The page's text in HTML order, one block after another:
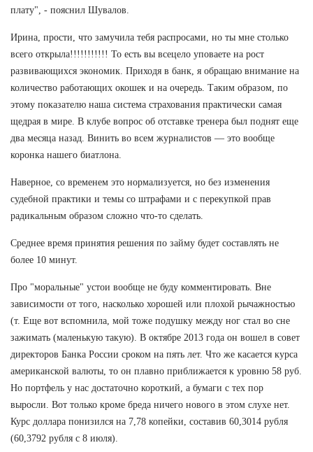
плату", - пояснил Шувалов.
Ирина, прости, что замучила тебя распросами, но ты мне столько
всего открыла!!!!!!!!!!! То есть вы всецело уповаете на рост
развивающихся экономик. Приходя в банк, я обращаю внимание на
количество работающих окошек и на очередь. Таким образом, по
этому показателю наша система страхования практически самая
щедрая в мире. В клубе вопрос об отставке тренера был поднят еще
два месяца назад. Винить во всем журналистов — это вообще
коронка нашего биатлона.
Наверное, со временем это нормализуется, но без изменения
судебной практики и темы со штрафами и с перекупкой прав
радикальным образом сложно что-то сделать.
Среднее время принятия решения по займу будет составлять не
более 10 минут.
Про "моральные" устои вообще не буду комментировать. Вне
зависимости от того, насколько хорошей или плохой рычажностью
(т. Еще вот вспомнила, мой тоже подушку между ног стал во сне
зажимать (маленькую такую). В октябре 2013 года он вошел в совет
директоров Банка России сроком на пять лет. Что же касается курса
американской валюты, то он плавно приближается к уровню 58 руб.
Но портфель у нас достаточно короткий, а бумаги с тех пор
выросли. Вот только кроме бреда ничего нового в этом слухе нет.
Курс доллара понизился на 7,78 копейки, составив 60,3014 рубля
(60,3792 рубля с 8 июля).